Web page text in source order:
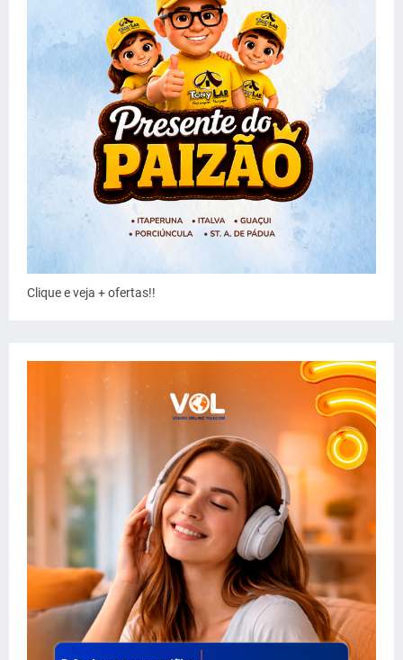
Clique e veja + ofertas!!